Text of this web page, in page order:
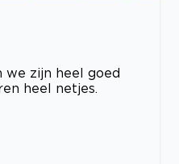
we zijn heel goed
heel netjes.